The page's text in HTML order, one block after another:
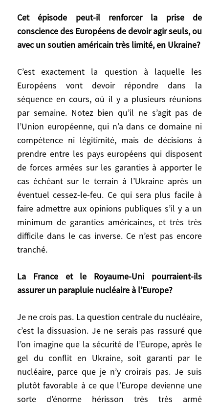
Cet épisode peut-il renforcer la prise de
conscience des Européens de devoir agir seuls, ou
avec un soutien américain très limité, en Ukraine?
C’est exactement la question à laquelle les
Européens vont devoir répondre dans la
séquence en cours, où il y a plusieurs réunions
par semaine. Notez bien qu’il ne s’agit pas de
l’Union européenne, qui n’a dans ce domaine ni
compétence ni légitimité, mais de décisions à
prendre entre les pays européens qui disposent
de forces armées sur les garanties à apporter le
cas échéant sur le terrain à l’Ukraine après un
éventuel cessez-le-feu. Ce qui sera plus facile à
faire admettre aux opinions publiques s’il y a un
minimum de garanties américaines, et très très
difficile dans le cas inverse. Ce n’est pas encore
tranché.
La France et le Royaume-Uni pourraient-ils
assurer un parapluie nucléaire à l’Europe?
Je ne crois pas. La question centrale du nucléaire,
c’est la dissuasion. Je ne serais pas rassuré que
l’on imagine que la sécurité de l’Europe, après le
gel du conflit en Ukraine, soit garanti par le
nucléaire, parce que je n’y croirais pas. Je suis
plutôt favorable à ce que l’Europe devienne une
sorte d’énorme hérisson très très armé
parce que les alliés européens et le
complexe militaro-industriel américain
auraient finalement convaincu Donald
laisser tomber dans des conditions trop
avantageuses pour Vladimir Poutine. Mais
cela serait sans doute avec un autre
président ukrainien.
conscience des Européens de devoir agir
seuls, ou avec un soutien américain très
limité, en Ukraine?
C’est exactement la question à laquelle les
Européens vont devoir répondre dans la
séquence en cours, où il y a plusieurs
réunions par semaine. Notez bien qu’il ne
s’agit pas de l’Union européenne, qui n’a
légitimité, mais de décisions à prendre
entre les pays européens qui disposent de
le cas échéant sur le terrain à l’Ukraine
après un éventuel cessez-le-feu. Ce qui
sera plus facile à faire admettre aux
opinions publiques s’il y a un minimum de
garanties américaines, et très très difficile
dans le cas inverse. Ce n’est pas encore
tranché.